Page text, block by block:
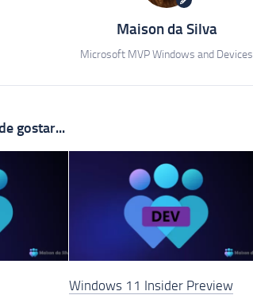
Maison da Silva
Microsoft MVP Windows and Devices
gostar...
Windows 11 Insider Preview